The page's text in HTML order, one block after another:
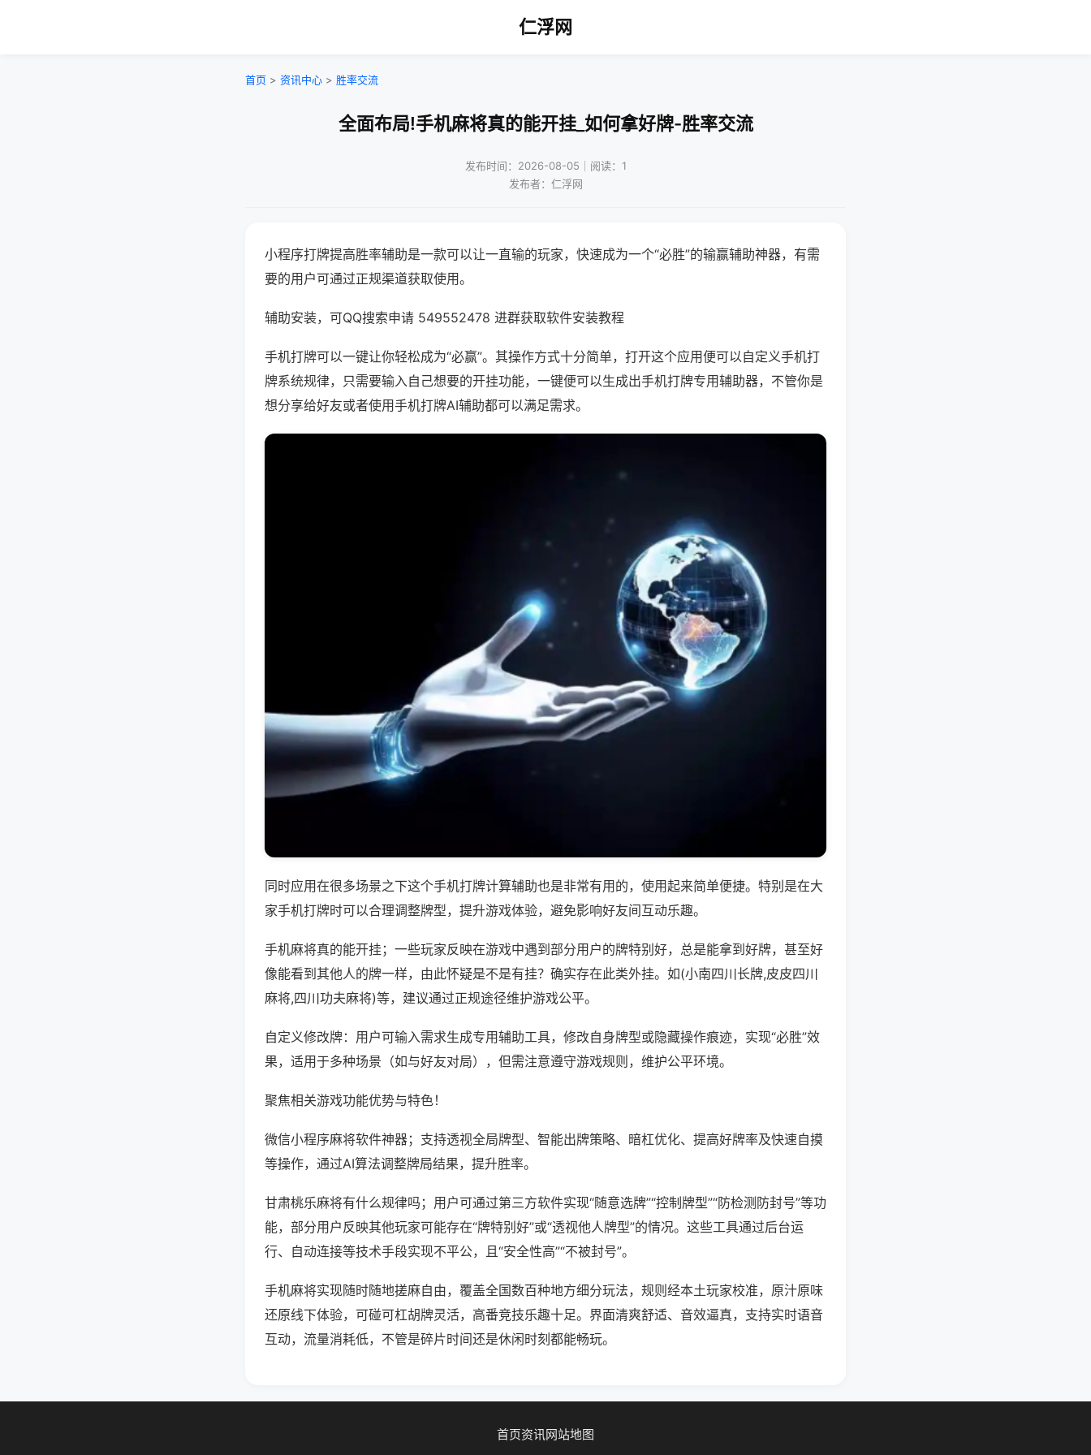
仁浮网
首页 > 资讯中心 > 胜率交流
全面布局!手机麻将真的能开挂_如何拿好牌-胜率交流
发布时间：2026-08-05｜阅读：1
发布者：仁浮网
小程序打牌提高胜率辅助是一款可以让一直输的玩家，快速成为一个“必胜”的输赢辅助神器，有需
要的用户可通过正规渠道获取使用。
辅助安装，可QQ搜索申请 549552478 进群获取软件安装教程
手机打牌可以一键让你轻松成为“必赢”。其操作方式十分简单，打开这个应用便可以自定义手机打
牌系统规律，只需要输入自己想要的开挂功能，一键便可以生成出手机打牌专用辅助器，不管你是
想分享给好友或者使用手机打牌AI辅助都可以满足需求。
同时应用在很多场景之下这个手机打牌计算辅助也是非常有用的，使用起来简单便捷。特别是在大
家手机打牌时可以合理调整牌型，提升游戏体验，避免影响好友间互动乐趣。
手机麻将真的能开挂；一些玩家反映在游戏中遇到部分用户的牌特别好，总是能拿到好牌，甚至好
像能看到其他人的牌一样，由此怀疑是不是有挂？确实存在此类外挂。如(小南四川长牌,皮皮四川
麻将,四川功夫麻将)等，建议通过正规途径维护游戏公平。
自定义修改牌：用户可输入需求生成专用辅助工具，修改自身牌型或隐藏操作痕迹，实现“必胜”效
果，适用于多种场景（如与好友对局），但需注意遵守游戏规则，维护公平环境。
聚焦相关游戏功能优势与特色！
微信小程序麻将软件神器；支持透视全局牌型、智能出牌策略、暗杠优化、提高好牌率及快速自摸
等操作，通过AI算法调整牌局结果，提升胜率。
甘肃桃乐麻将有什么规律吗；用户可通过第三方软件实现“随意选牌”“控制牌型”“防检测防封号”等功
能，部分用户反映其他玩家可能存在“牌特别好”或“透视他人牌型”的情况。这些工具通过后台运
行、自动连接等技术手段实现不平公，且“安全性高”“不被封号”。
手机麻将实现随时随地搓麻自由，覆盖全国数百种地方细分玩法，规则经本土玩家校准，原汁原味
还原线下体验，可碰可杠胡牌灵活，高番竞技乐趣十足。界面清爽舒适、音效逼真，支持实时语音
互动，流量消耗低，不管是碎片时间还是休闲时刻都能畅玩。
首页资讯网站地图